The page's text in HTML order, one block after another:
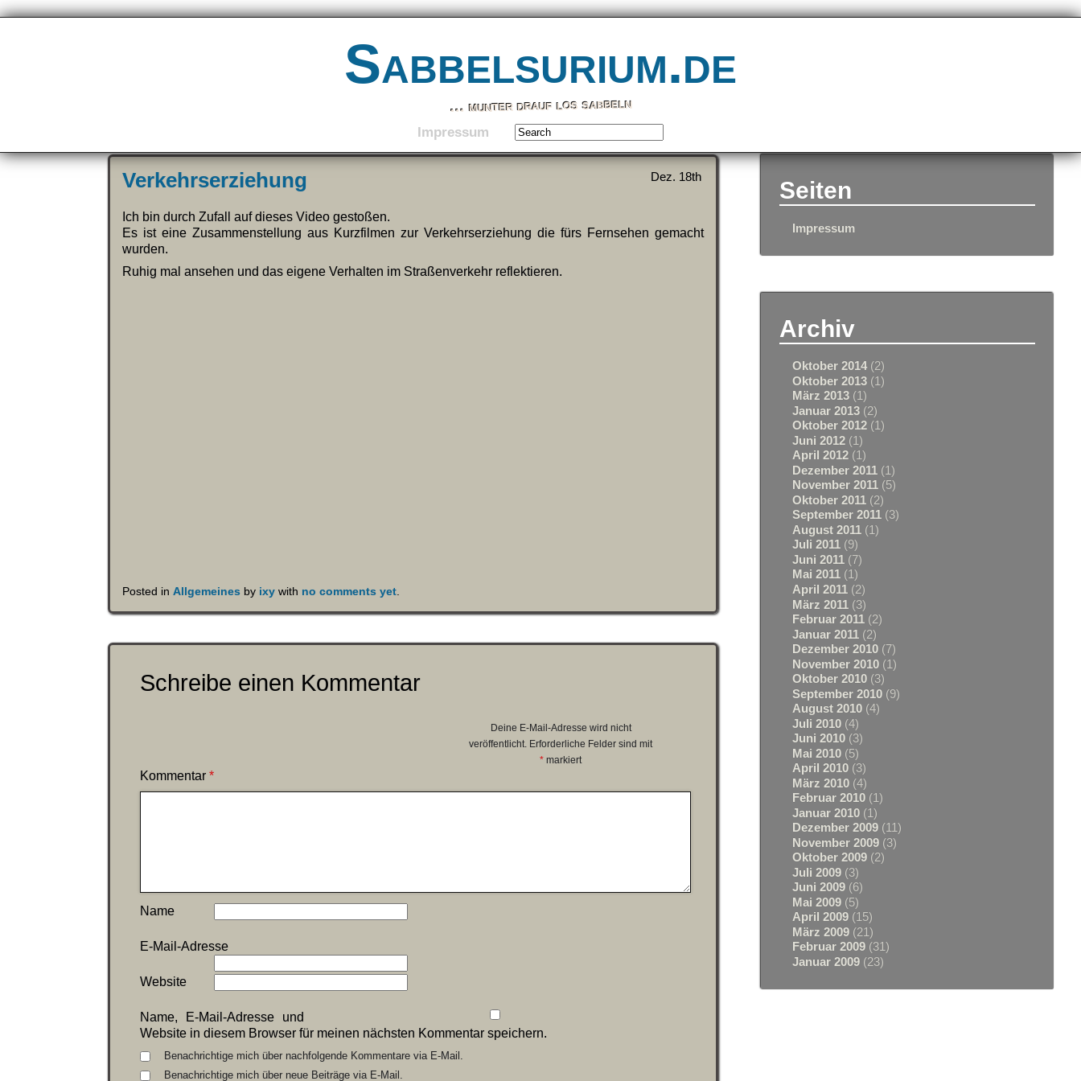
Sabbelsurium.de
… munter drauf los sabbeln
Impressum
Dez. 18th
Verkehrserziehung
Ich bin durch Zufall auf dieses Video gestoßen.
Es ist eine Zusammenstellung aus Kurzfilmen zur Verkehrserziehung die fürs Fernsehen gemacht
wurden.
Ruhig mal ansehen und das eigene Verhalten im Straßenverkehr reflektieren.
Posted inAllgemeines by ixy with no comments yet
Schreibe einen Kommentar
Deine E-Mail-Adresse wird nicht
veröffentlicht. Erforderliche Felder sind mit
* markiert
Kommentar*
Name
E-Mail-Adresse
Website
Name, E-Mail-Adresse und
Website in diesem Browser für meinen nächsten Kommentar speichern.
Benachrichtige mich über nachfolgende Kommentare via E-Mail.
Benachrichtige mich über neue Beiträge via E-Mail.
Seiten
Impressum
Archiv
Oktober 2014 (2)
Oktober 2013 (1)
März 2013 (1)
Januar 2013 (2)
Oktober 2012 (1)
Juni 2012 (1)
April 2012 (1)
Dezember 2011 (1)
November 2011 (5)
Oktober 2011 (2)
September 2011 (3)
August 2011 (1)
Juli 2011 (9)
Juni 2011 (7)
Mai 2011 (1)
April 2011 (2)
März 2011 (3)
Februar 2011 (2)
Januar 2011 (2)
Dezember 2010 (7)
November 2010 (1)
Oktober 2010 (3)
September 2010 (9)
August 2010 (4)
Juli 2010 (4)
Juni 2010 (3)
Mai 2010 (5)
April 2010 (3)
März 2010 (4)
Februar 2010 (1)
Januar 2010 (1)
Dezember 2009 (11)
November 2009 (3)
Oktober 2009 (2)
Juli 2009 (3)
Juni 2009 (6)
Mai 2009 (5)
April 2009 (15)
März 2009 (21)
Februar 2009 (31)
Januar 2009 (23)